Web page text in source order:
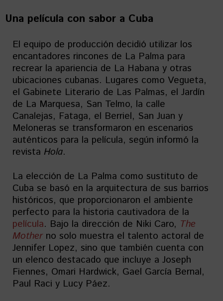
Una película con sabor a Cuba
El equipo de producción decidió utilizar los
encantadores rincones de La Palma para
recrear la apariencia de La Habana y otras
ubicaciones cubanas. Lugares como Vegueta,
el Gabinete Literario de Las Palmas, el Jardín
de La Marquesa, San Telmo, la calle
Canalejas, Fataga, el Berriel, San Juan y
Meloneras se transformaron en escenarios
auténticos para la película, según informó la
revista Hola.
La elección de La Palma como sustituto de
Cuba se basó en la arquitectura de sus barrios
históricos, que proporcionaron el ambiente
perfecto para la historia cautivadora de la
película. Bajo la dirección de Niki Caro, The
Motherno solo muestra el talento actoral de
Jennifer Lopez, sino que también cuenta con
un elenco destacado que incluye a Joseph
Fiennes, Omari Hardwick, Gael García Bernal,
Paul Raci y Lucy Páez.